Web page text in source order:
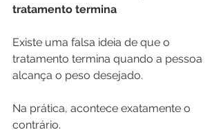
tratamento termina
Existe uma falsa ideia de que o
tratamento termina quando a pessoa
alcança o peso desejado.
Na prática, acontece exatamente o
contrário.